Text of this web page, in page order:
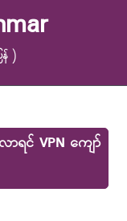
န် )
ရင် VPN ကျော်